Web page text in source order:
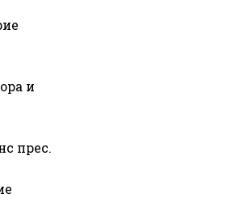
и
прес.